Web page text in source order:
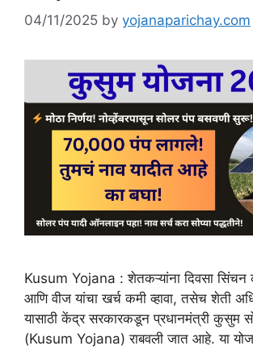
04/11/2025 by yojanaparichay.com
Kusum Yojana : शेतकऱ्यांना दिवसा सिंचन
आणि वीज यांचा खर्च कमी व्हावा, तसेच शेती
यासाठी केंद्र सरकारकडून प्रधानमंत्री कुसुम
(Kusum Yojana) राबवली जात आहे. या